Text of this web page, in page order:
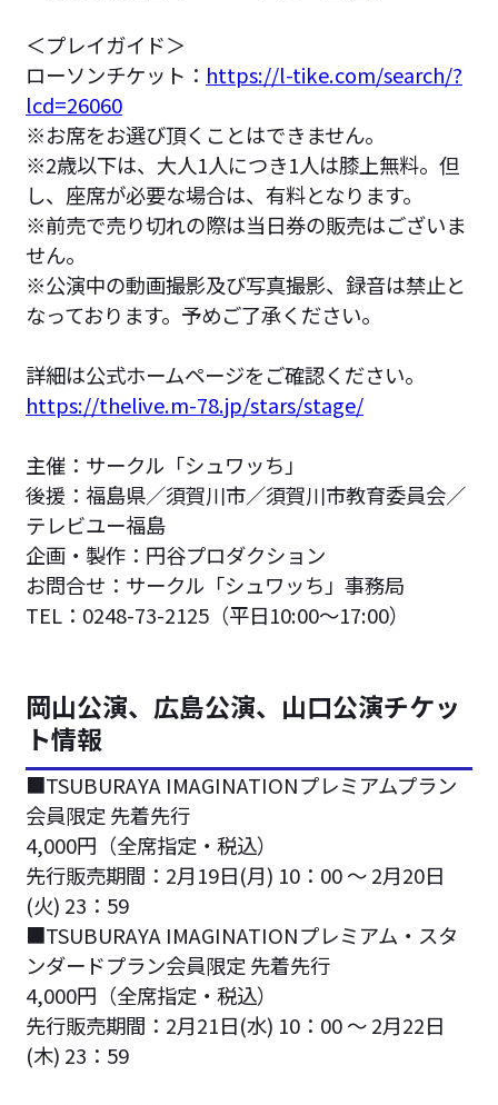
＜プレイガイド＞
ローソンチケット： https://l-tike.com/search/?
lcd=26060
※お席をお選び頂くことはできません。
※2歳以下は、大人1人につき1人は膝上無料。但
し、座席が必要な場合は、有料となります。
※前売で売り切れの際は当日券の販売はございま
せん。
※公演中の動画撮影及び写真撮影、録音は禁止と
なっております。予めご了承ください。
詳細は公式ホームページをご確認ください。
https://thelive.m-78.jp/stars/stage/
主催：サークル「シュワッち」
後援：福島県／須賀川市／須賀川市教育委員会／
テレビユー福島
企画・製作：円谷プロダクション
お問合せ：サークル「シュワッち」事務局
TEL：0248-73-2125（平日10:00〜17:00）
岡山公演、広島公演、山口公演チケッ
ト情報
■TSUBURAYA IMAGINATIONプレミアムプラン
会員限定 先着先行
4,000円（全席指定・税込）
先行販売期間：2月19日(月) 10：00 ～ 2月20日
(火) 23：59
■TSUBURAYA IMAGINATIONプレミアム・スタ
ンダードプラン会員限定 先着先行
4,000円（全席指定・税込）
先行販売期間：2月21日(水) 10：00 ～ 2月22日
(木) 23：59